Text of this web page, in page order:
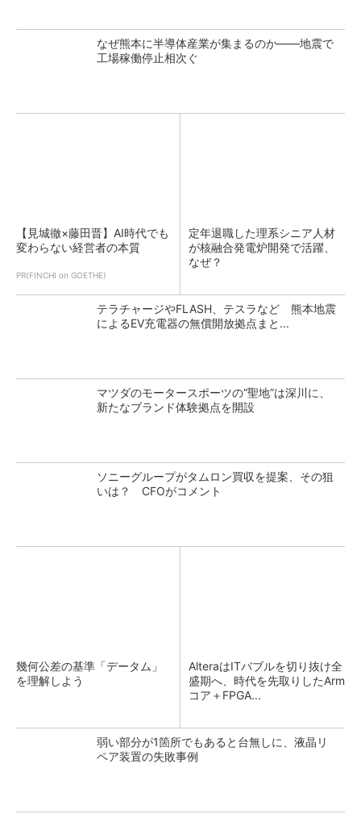
なぜ熊本に半導体産業が集まるのか――地震で
工場稼働停止相次ぐ
【見城徹×藤田晋】AI時代でも
変わらない経営者の本質
PR(FINCHI on GOETHE)
定年退職した理系シニア人材
が核融合発電炉開発で活躍、
なぜ？
テラチャージやFLASH、テスラなど 熊本地震
によるEV充電器の無償開放拠点まと...
マツダのモータースポーツの“聖地”は深川に、
新たなブランド体験拠点を開設
ソニーグループがタムロン買収を提案、その狙
いは？ CFOがコメント
幾何公差の基準「データム」
を理解しよう
AlteraはITバブルを切り抜け全
盛期へ、時代を先取りしたArm
コア＋FPGA...
弱い部分が1箇所でもあると台無しに、液晶リ
ペア装置の失敗事例